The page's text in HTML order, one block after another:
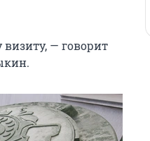
— говорит